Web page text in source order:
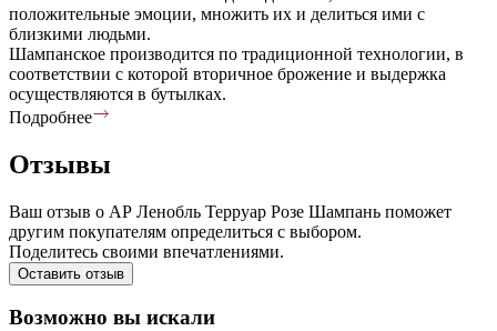
положительные эмоции, множить их и делиться ими с
близкими людьми.
Шампанское производится по традиционной технологии, в
соответствии с которой вторичное брожение и выдержка
осуществляются в бутылках.
Подробнее
Отзывы
Ваш отзыв о АР Ленобль Терруар Розе Шампань поможет
другим покупателям определиться с выбором.
Поделитесь своими впечатлениями.
Оставить отзыв
Возможно вы искали